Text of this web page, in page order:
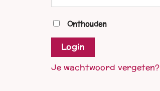
Onthouden
Login
Je wachtwoord vergeten?